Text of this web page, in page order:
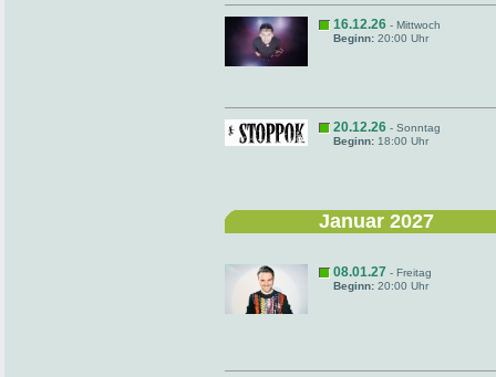
16.12.26 - Mittwoch
Beginn: 20:00 Uhr
20.12.26 - Sonntag
Beginn: 18:00 Uhr
Januar 2027
08.01.27 - Freitag
Beginn: 20:00 Uhr